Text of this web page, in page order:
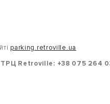
parking.retroville.ua
ТРЦ Retroville: +38 075 264